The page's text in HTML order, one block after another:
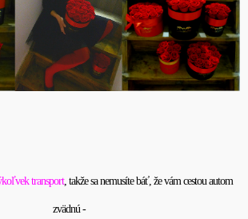
transport, takže sa nemusíte báť, že vám cestou autom
zvädnú -